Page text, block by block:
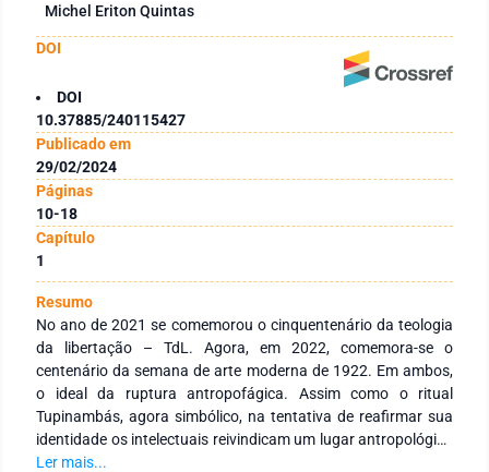
Michel Eriton Quintas
DOI
DOI
10.37885/240115427
Publicado em
29/02/2024
Páginas
10-18
Capítulo
1
Resumo
No ano de 2021 se comemorou o cinquentenário da teologia
da libertação – TdL. Agora, em 2022, comemora-se o
centenário da semana de arte moderna de 1922. Em ambos,
o ideal da ruptura antropofágica. Assim como o ritual
Tupinambás, agora simbólico, na tentativa de reafirmar sua
identidade os intelectuais reivindicam um lugar antropológico
de valorização de sua própria cultura. Na
Ler mais...